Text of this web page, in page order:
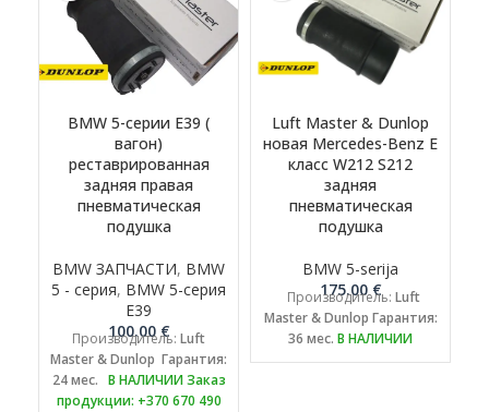
BMW 5-серии E39 (
вагон)
реставрированная
задняя правая
пневматическая
подушка
BMW ЗАПЧАСТИ, BMW
5 - серия, BMW 5-серия
E39
100.00 €
Производитель: Luft
Master & Dunlop Гарантия:
24 мес. В НАЛИЧИИ Заказ
продукции: +370 670 490
Luft Master & Dunlop
новая Mercedes-Benz E
класс W212 S212
задняя
пневматическая
подушка
BMW 5-serija
175.00€
Производитель: Luft
Master & Dunlop Гарантия:
36 мес. В НАЛИЧИИ